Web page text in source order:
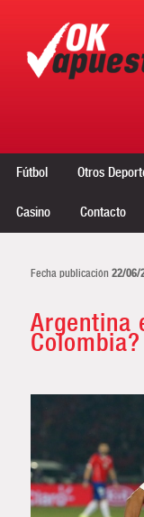
Ir al contenido principal
Ir al contenido
Fútbol Otros
Casino Contacto
Navegador de
Argentina
Colombia?
Fecha publicación22/06/